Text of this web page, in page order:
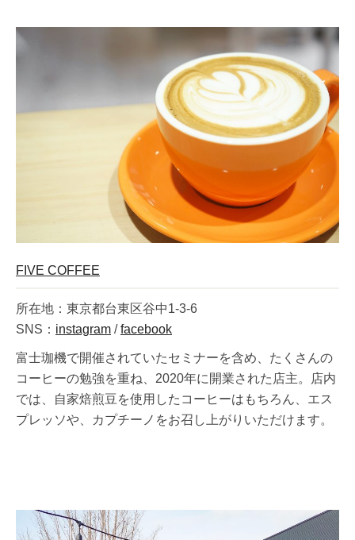
FIVE COFFEE
所在地：東京都台東区谷中1-3-6
SNS： instagram /facebook
富士珈機で開催されていたセミナーを含め、たくさんの
コーヒーの勉強を重ね、2020年に開業された店主。店内
では、自家焙煎豆を使用したコーヒーはもちろん、エス
プレッソや、カプチーノをお召し上がりいただけます。